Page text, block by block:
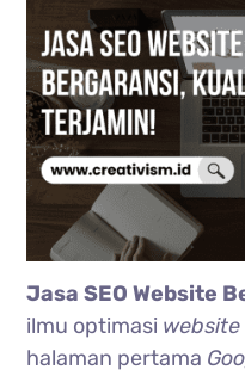
Jasa SEO Website
ilmu optimasi
halaman pertama